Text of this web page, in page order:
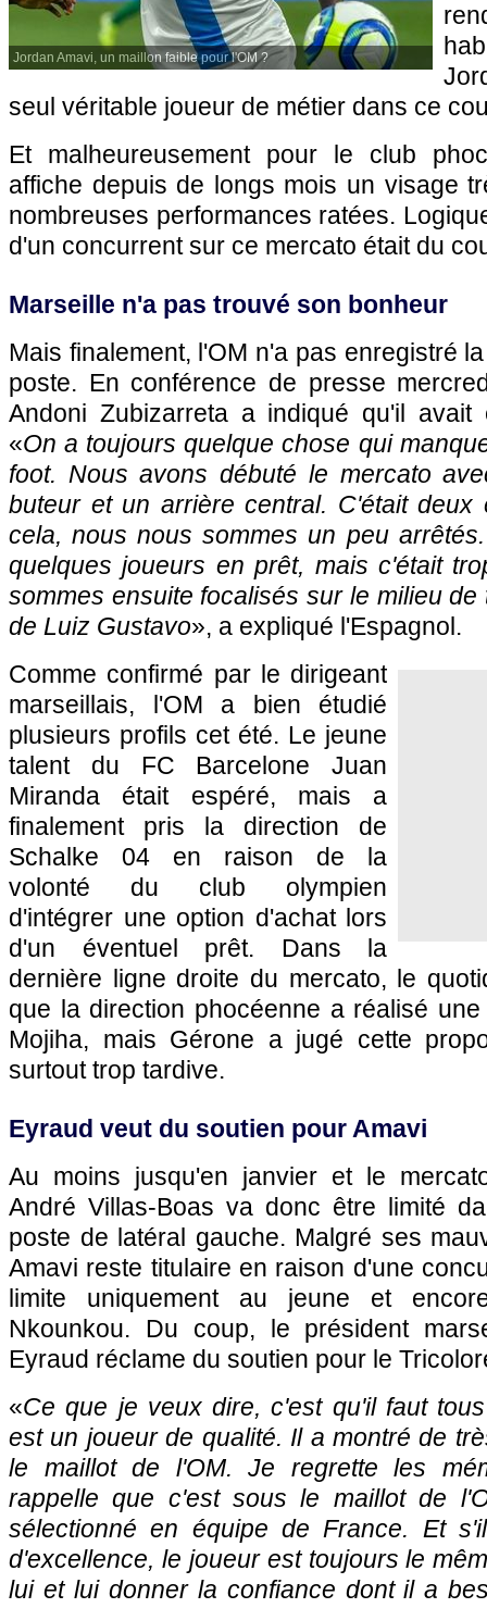
Jordan Amavi, un maillon faible pour l'OM ?
seul véritable joueur de métier dans ce
Et malheureusement pour le club
affiche depuis de longs mois un visage
nombreuses performances ratées.
d'un concurrent sur ce mercato était du
Marseille n'a pas trouvé son bonheur
Mais finalement, l'OM n'a pas enregistré
poste. En conférence de presse
Andoni Zubizarreta a indiqué qu'il avait
«On a toujours quelque chose qui
foot. Nous avons débuté le mercato
buteur et un arrière central. C'était deux
cela, nous nous sommes un peu
quelques joueurs en prêt, mais c'était
sommes ensuite focalisés sur le milieu
de Luiz Gustavo», a expliqué l'Espagnol.
Comme confirmé par le dirigeant
marseillais, l'OM a bien étudié
plusieurs profils cet été. Le jeune
talent du FC Barcelone Juan
Miranda était espéré, mais a
finalement pris la direction de
Schalke 04 en raison de la
volonté du club olympien
d'intégrer une option d'achat lors
d'un éventuel prêt. Dans la
dernière ligne droite du mercato, le
que la direction phocéenne a réalisé
Mojiha, mais Gérone a jugé cette
surtout trop tardive.
Eyraud veut du soutien pour Amavi
Au moins jusqu'en janvier et le
André Villas-Boas va donc être limité
poste de latéral gauche. Malgré ses
Amavi reste titulaire en raison d'une
limite uniquement au jeune et
Nkounkou. Du coup, le président
Eyraud réclame du soutien pour le
«Ce que je veux dire, c'est qu'il faut
est un joueur de qualité. Il a montré de
le maillot de l'OM. Je regrette les
rappelle que c'est sous le maillot de
sélectionné en équipe de France. Et
d'excellence, le joueur est toujours le
lui et lui donner la confiance dont il a